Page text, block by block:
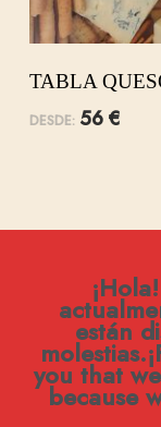
TABLA
DESDE: 56€
están
you that
because